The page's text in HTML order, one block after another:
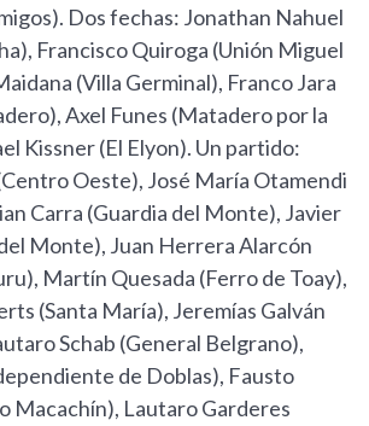
Dos fechas: Jonathan Nahuel
Francisco Quiroga (Unión Miguel
(Villa Germinal), Franco Jara
Axel Funes (Matadero por la
Kissner (El Elyon). Un partido:
Oeste), José María Otamendi
Carra (Guardia del Monte), Javier
Monte), Juan Herrera Alarcón
Martín Quesada (Ferro de Toay),
(Santa María), Jeremías Galván
Schab (General Belgrano),
de Doblas), Fausto
Macachín), Lautaro Garderes